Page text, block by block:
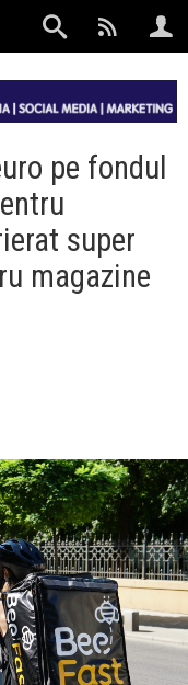
pe fondul
super
magazine